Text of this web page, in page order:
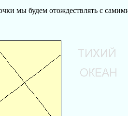
мы будем отождествлять с